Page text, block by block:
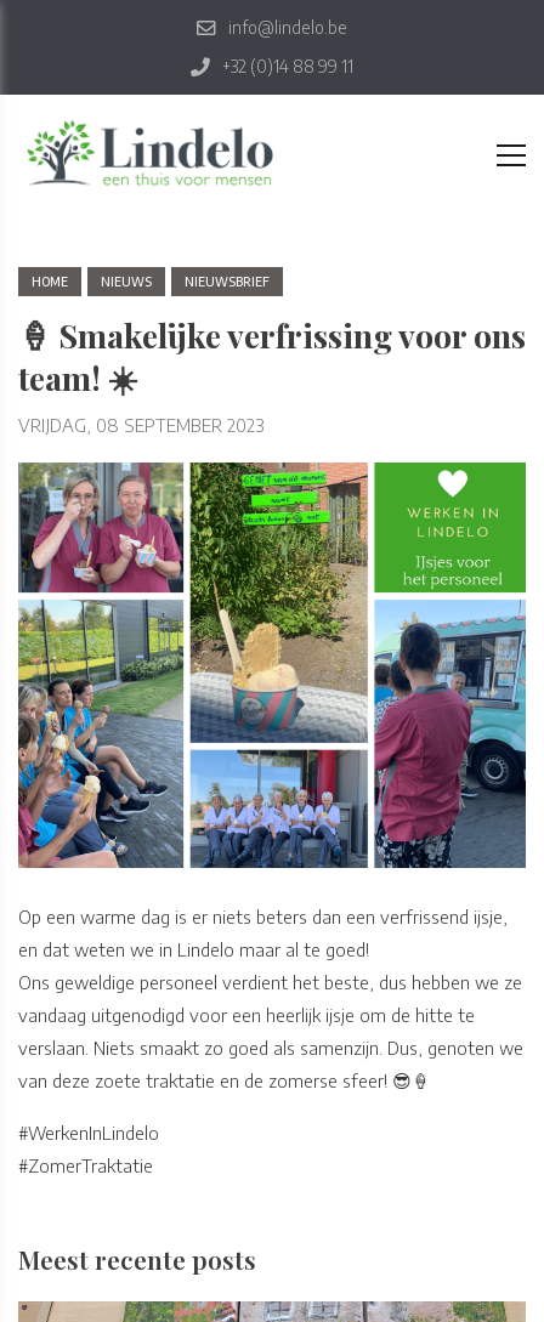
info@lindelo.be
+32 (0)14 88 99 11
HOME NIEUWS NIEUWSBRIEF
🍦 Smakelijke verfrissing voor ons
team! ☀️
VRIJDAG, 08 SEPTEMBER 2023
Op een warme dag is er niets beters dan een verfrissend ijsje,
en dat weten we in Lindelo maar al te goed!
Ons geweldige personeel verdient het beste, dus hebben we ze
vandaag uitgenodigd voor een heerlijk ijsje om de hitte te
verslaan. Niets smaakt zo goed als samenzijn. Dus, genoten we
van deze zoete traktatie en de zomerse sfeer! 😎🍦
#WerkenInLindelo
#ZomerTraktatie
Meest recente posts